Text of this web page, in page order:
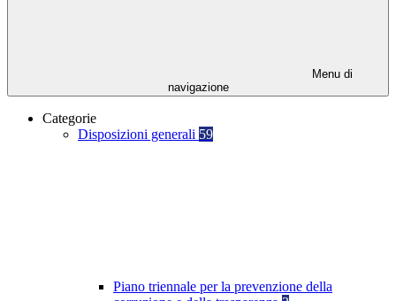
Menu di
navigazione
Categorie
Disposizioni generali 59
Piano triennale per la prevenzione della